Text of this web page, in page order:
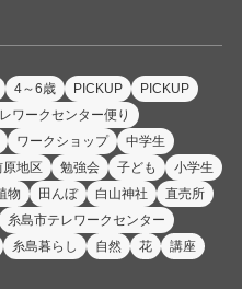
4～6歳 PICKUP
PICKUP
ワークセンター便り
ワークショップ
中学生
原地区 勉強会 子ども
小学生
物 田んぼ 白山神社
直売所
糸島市テレワークセンター
糸島暮らし 自然 花
講座